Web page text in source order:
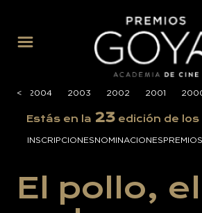
<
< 2004 2003 2002 2001
Estás en la 23edición de los
INSCRIPCIONESNOMINACIONESPREMIOS
El pollo,